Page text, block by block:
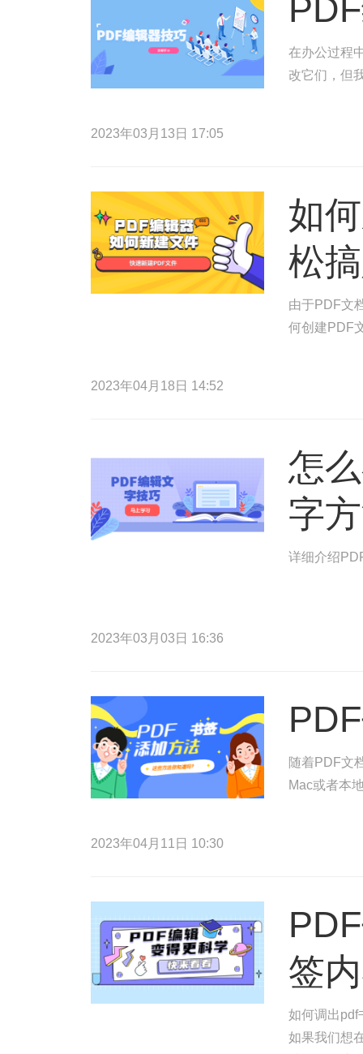
在办公过程
改它们，但
2023年03月13日 17:05
如
松
由于PDF文
何创建PDF
2023年04月18日 14:52
怎
字
详细介绍
2023年03月03日 16:36
随着PDF文
Mac或者本
2023年04月11日 10:30
签
如何调出pdf
如果我们想